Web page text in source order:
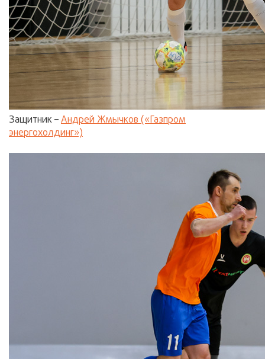
Защитник –Андрей Жмычков («Газпром
энергохолдинг»)